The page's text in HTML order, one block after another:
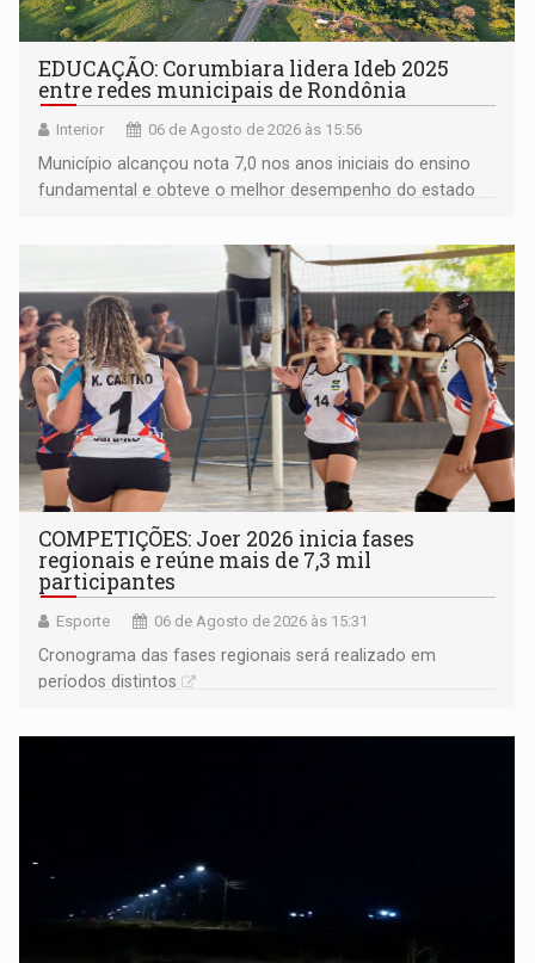
EDUCAÇÃO: Corumbiara lidera Ideb 2025
entre redes municipais de Rondônia
Interior 06 de Agosto de 2026 às 15:56
Município alcançou nota 7,0 nos anos iniciais do ensino
fundamental e obteve o melhor desempenho do estado
COMPETIÇÕES: Joer 2026 inicia fases
regionais e reúne mais de 7,3 mil
participantes
Esporte 06 de Agosto de 2026 às 15:31
Cronograma das fases regionais será realizado em
períodos distintos